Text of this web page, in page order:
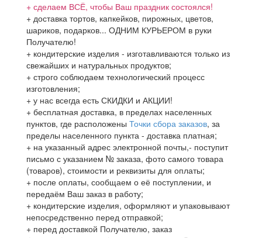
+ сделаем ВСЁ, чтобы Ваш праздник состоялся!
+ доставка тортов, капкейков, пирожных, цветов,
шариков, подарков... ОДНИМ КУРЬЕРОМ в руки
Получателю!
+ кондитерские изделия - изготавливаются только из
свежайших и натуральных продуктов;
+ строго соблюдаем технологический процесс
изготовления;
+ у нас всегда есть СКИДКИ и АКЦИИ!
+ бесплатная доставка, в пределах населенных
пунктов, где расположены Точки сбора заказов, за
пределы населенного пункта - доставка платная;
+ на указанный адрес электронной почты,- поступит
письмо с указанием № заказа, фото самого товара
(товаров), стоимости и реквизиты для оплаты;
+ после оплаты, сообщаем о её поступлении, и
передаём Ваш заказ в работу;
+ кондитерские изделия, оформляют и упаковывают
непосредственно перед отправкой;
+ перед доставкой Получателю, заказ